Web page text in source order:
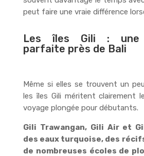
peut faire une vraie différence
Les îles Gili : une
parfaite près de Bali
Même si elles se trouvent un
les îles Gili méritent clairement
voyage plongée pour débutants.
Gili Trawangan, Gili Air et
des eaux turquoise, des
de nombreuses écoles de